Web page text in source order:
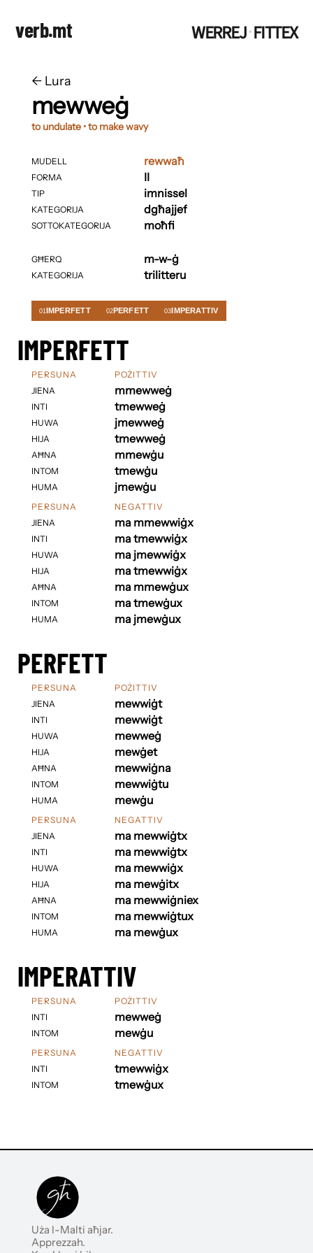
verb.mt WERREJ·FITTEX
← ​​Lura
mewweġ
to undulate • to make wavy
MUDELL
FORMA
TIP
KATEGORIJA
SOTTOKATEGORIJA
GĦERQ
KATEGORIJA
rewwaħ
II
imnissel
dgħajjef
moħfi
m-w-ġ
trilitteru
01IMPERFETT 02PERFETT 03IMPERATTIV
IMPERFETT
PERSUNA
JIENA
INTI
HUWA
HIJA
AĦNA
INTOM
HUMA
POŻITTIV
mmewweġ
tmewweġ
jmewweġ
tmewweġ
mmewġu
tmewġu
jmewġu
PERSUNA
JIENA
INTI
HUWA
HIJA
AĦNA
INTOM
HUMA
NEGATTIV
ma mmewwiġx
ma tmewwiġx
ma jmewwiġx
ma tmewwiġx
ma mmewġux
ma tmewġux
ma jmewġux
PERFETT
PERSUNA
JIENA
INTI
HUWA
HIJA
AĦNA
INTOM
HUMA
POŻITTIV
mewwiġt
mewwiġt
mewweġ
mewġet
mewwiġna
mewwiġtu
mewġu
PERSUNA
JIENA
INTI
HUWA
HIJA
AĦNA
INTOM
HUMA
NEGATTIV
ma mewwiġtx
ma mewwiġtx
ma mewwiġx
ma mewġitx
ma mewwiġniex
ma mewwiġtux
ma mewġux
IMPERATTIV
PERSUNA
INTI
INTOM
POŻITTIV
mewweġ
mewġu
PERSUNA
INTI
INTOM
NEGATTIV
tmewwiġx
tmewġux
Uża l-Malti aħjar.
Apprezzah.